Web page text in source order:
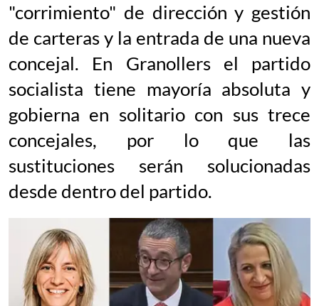
"corrimiento" de dirección y gestión
de carteras y la entrada de una nueva
concejal. En Granollers el partido
socialista tiene mayoría absoluta y
gobierna en solitario con sus trece
concejales, por lo que las
sustituciones serán solucionadas
desde dentro del partido.